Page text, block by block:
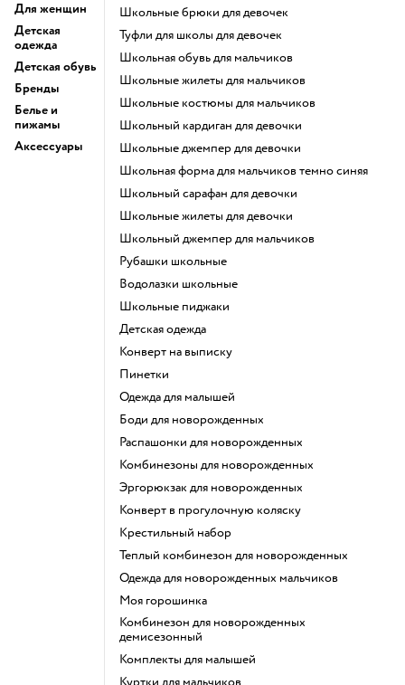
Для женщин
Детская
одежда
Детская обувь
Бренды
Белье и
пижамы
Аксессуары
Школьные брюки для девочек
Туфли для школы для девочек
Школьная обувь для мальчиков
Школьные жилеты для мальчиков
Школьные костюмы для мальчиков
Школьный кардиган для девочки
Школьные джемпер для девочки
Школьная форма для мальчиков темно синяя
Школьный сарафан для девочки
Школьные жилеты для девочки
Школьный джемпер для мальчиков
Рубашки школьные
Водолазки школьные
Школьные пиджаки
Детская одежда
Конверт на выписку
Пинетки
Одежда для малышей
Боди для новорожденных
Распашонки для новорожденных
Комбинезоны для новорожденных
Эргорюкзак для новорожденных
Конверт в прогулочную коляску
Крестильный набор
Теплый комбинезон для новорожденных
Одежда для новорожденных мальчиков
Моя горошинка
Комбинезон для новорожденных
демисезонный
Комплекты для малышей
Куртки для мальчиков